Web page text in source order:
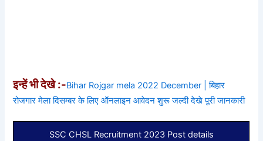
इन्हें भी देखे :-Bihar Rojgar mela 2022 December | बिहार
रोजगार मेला दिसम्बर के लिए ऑनलाइन आवेदन शुरू जल्दी देखे पूरी जानकारी
SSC CHSL Recruitment 2023 Post details